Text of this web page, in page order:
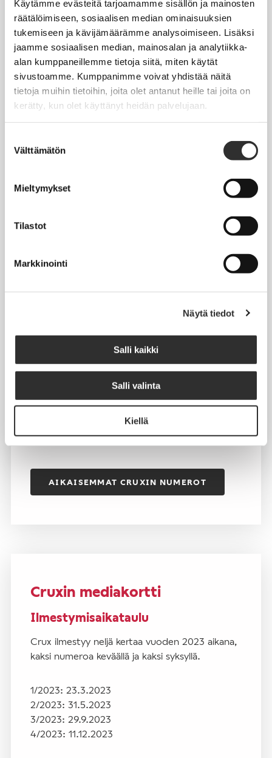
Käytämme evästeitä tarjoamamme sisällön ja mainosten
räätälöimiseen, sosiaalisen median ominaisuuksien
tukemiseen ja kävijämäärämme analysoimiseen. Lisäksi
jaamme sosiaalisen median, mainosalan ja analytiikka-
alan kumppaneillemme tietoja siitä, miten käytät
sivustoamme. Kumppanimme voivat yhdistää näitä
tietoja muihin tietoihin, joita olet antanut heille tai joita on
kerätty, kun olet käyttänyt heidän palvelujaan.
valinta
Välttämätön
Mieltymykset
Tilastot
Markkinointi
Näytä tiedot
Salli kaikki
Salli valinta
Kiellä
Aikaisemmat Cruxit
versioina oheisesta linkistä.
2000 taitteesta asti.
1998. Varhaisemmilta vuosilta puuttuu
muutamien numeroiden pdf-versioita.
AIKAISEMMAT CRUXIN NUMEROT
Cruxin mediakortti
Ilmestymisaikataulu
Crux ilmestyy neljä kertaa vuoden 2023 aikana,
kaksi numeroa keväällä ja kaksi syksyllä.
1/2023: 23.3.2023
2/2023: 31.5.2023
3/2023: 29.9.2023
4/2023: 11.12.2023